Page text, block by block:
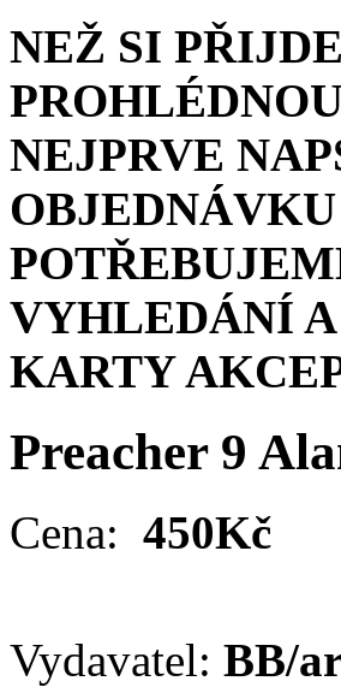
NEŽ SI
NEJPRVE
VYHLEDÁNÍ
KARTY
Preacher 9
Cena: 450Kč
Vydavatel: BB/